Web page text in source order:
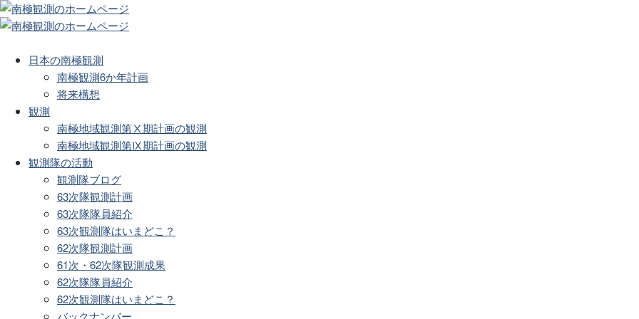
日本の南極観測
南極観測6か年計画
将来構想
観測
南極地域観測第Ⅹ期計画の観測
南極地域観測第Ⅸ期計画の観測
観測隊の活動
観測隊ブログ
63次隊観測計画
63次隊隊員紹介
63次観測隊はいまどこ？
62次隊観測計画
61次・62次隊観測成果
62次隊隊員紹介
62次観測隊はいまどこ？
バックナンバー